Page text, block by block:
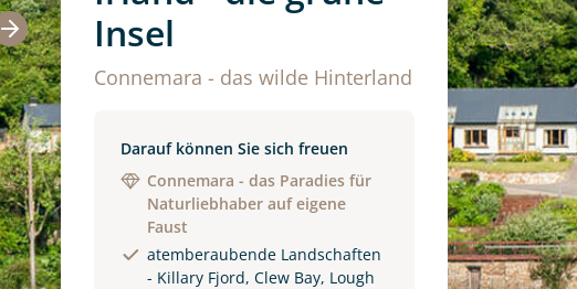
Insel
Connemara - das wilde Hinterland
Darauf können Sie sich freuen
Connemara - das Paradies für
Naturliebhaber auf eigene
Faust
atemberaubende Landschaften
- Killary Fjord, Clew Bay, Lough